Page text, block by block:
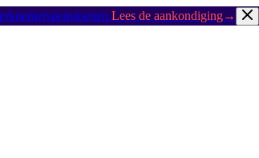
Lees de aankondiging→